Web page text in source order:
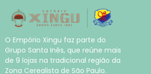
O Empório Xingu faz parte do
Grupo Santa Inês, que reúne mais
de 9 lojas na tradicional região da
Zona Cerealista de São Paulo.